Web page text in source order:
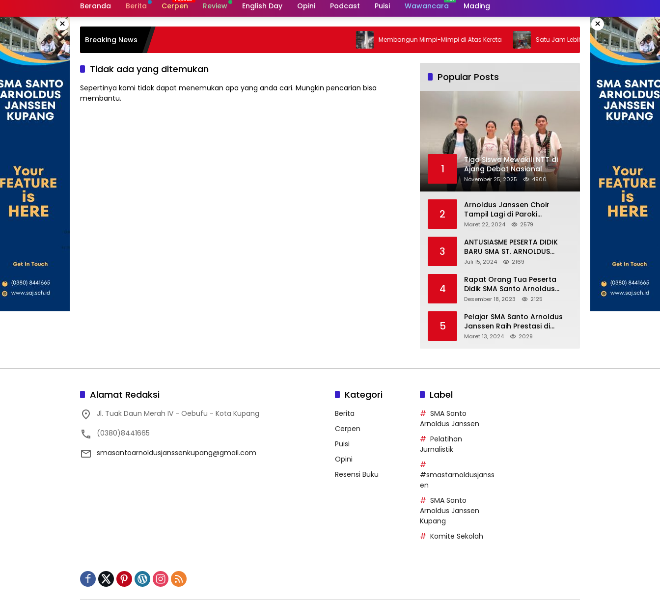
Beranda Berita Cerpen Review English Day Opini Podcast Puisi Wawancara Mading
× ×
Breaking News Membangun Mimpi-Mimpi di Atas Kereta Satu Jam Lebih Dekat Dengan De Britto
Tidak ada yang ditemukan
Sepertinya kami tidak dapat menemukan apa yang anda cari. Mungkin pencarian bisa
membantu.
Popular Posts
1
Tiga Siswa Mewakili NTT di
Ajang Debat Nasional
November 25, 2025 4900
2
Arnoldus Janssen Choir
Tampil Lagi di Paroki
Fransiskus Asisi BTN-Kolhua
Maret 22, 2024 2579
3
ANTUSIASME PESERTA DIDIK
BARU SMA ST. ARNOLDUS
JANSSEN KUPANG DALAM
PERTAMA
Juli 15, 2024 2169
4
Rapat Orang Tua Peserta
Didik SMA Santo Arnoldus
Janssen: Mayoritas Siap
Desember 18, 2023 2125
5
Pelajar SMA Santo Arnoldus
Janssen Raih Prestasi di
Ajang Lomba Debat Ekonomi
Maret 13, 2024 2029
Alamat Redaksi
Jl. Tuak Daun Merah IV - Oebufu - Kota Kupang
(0380)8441665
smasantoarnoldusjanssenkupang@gmail.com
Kategori
Berita
Cerpen
Puisi
Opini
Resensi Buku
Label
SMA Santo
Arnoldus Janssen
Pelatihan
Jurnalistik
#smastarnoldusjanss
en
SMA Santo
Arnoldus Janssen
Kupang
Komite Sekolah